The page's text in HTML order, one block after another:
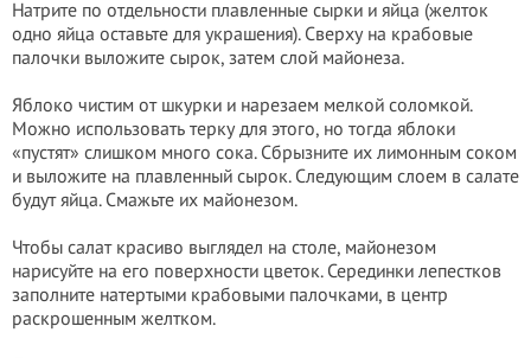
Натрите по отдельности плавленные сырки и яйца (желток
одно яйца оставьте для украшения). Сверху на крабовые
палочки выложите сырок, затем слой майонеза.
Яблоко чистим от шкурки и нарезаем мелкой соломкой.
Можно использовать терку для этого, но тогда яблоки
«пустят» слишком много сока. Сбрызните их лимонным соком
и выложите на плавленный сырок. Следующим слоем в салате
будут яйца. Смажьте их майонезом.
Чтобы салат красиво выглядел на столе, майонезом
нарисуйте на его поверхности цветок. Серединки лепестков
заполните натертыми крабовыми палочками, в центр
раскрошенным желтком.